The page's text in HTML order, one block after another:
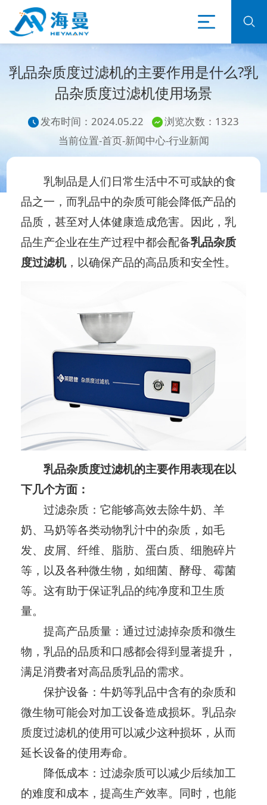
乳品杂质度过滤机的主要作用是什么?乳
品杂质度过滤机使用场景
发布时间：2024.05.22
浏览次数：1323
当前位置-首页-新闻中心-行业新闻
乳制品是人们日常生活中不可或缺的食
品之一，而乳品中的杂质可能会降低产品的
品质，甚至对人体健康造成危害。因此，乳
品生产企业在生产过程中都会配备乳品杂质
度过滤机，以确保产品的高品质和安全性。
乳品杂质度过滤机的主要作用表现在以
下几个方面：
过滤杂质：它能够高效去除牛奶、羊
奶、马奶等各类动物乳汁中的杂质，如毛
发、皮屑、纤维、脂肪、蛋白质、细胞碎片
等，以及各种微生物，如细菌、酵母、霉菌
等。这有助于保证乳品的纯净度和卫生质
量。
提高产品质量：通过过滤掉杂质和微生
物，乳品的品质和口感都会得到显著提升，
满足消费者对高品质乳品的需求。
保护设备：牛奶等乳品中含有的杂质和
微生物可能会对加工设备造成损坏。乳品杂
质度过滤机的使用可以减少这种损坏，从而
延长设备的使用寿命。
降低成本：过滤杂质可以减少后续加工
的难度和成本，提高生产效率。同时，也能